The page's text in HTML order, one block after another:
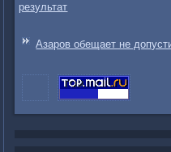
результат
Азаров обещает не